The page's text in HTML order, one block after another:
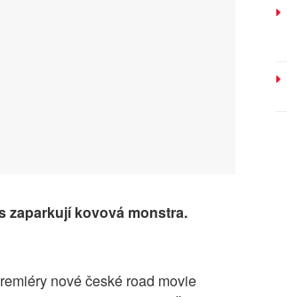
zaparkují kovová monstra.
nové české road movie